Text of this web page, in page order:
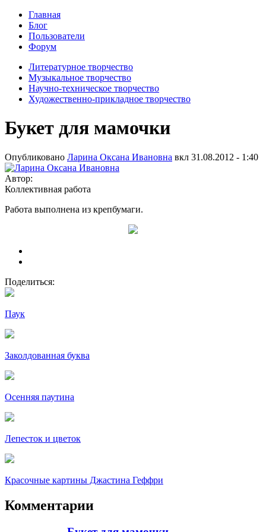
Главная
Блог
Пользователи
Форум
Литературное творчество
Музыкальное творчество
Научно-техническое творчество
Художественно-прикладное творчество
Букет для мамочки
Опубликовано Ларина Оксана Ивановна вкл 31.08.2012 - 1:40
Автор:
Коллективная работа
Работа выполнена из крепбумаги.
Поделиться:
Паук
Заколдованная буква
Осенняя паутина
Лепесток и цветок
Красочные картины Джастина Геффри
Комментарии